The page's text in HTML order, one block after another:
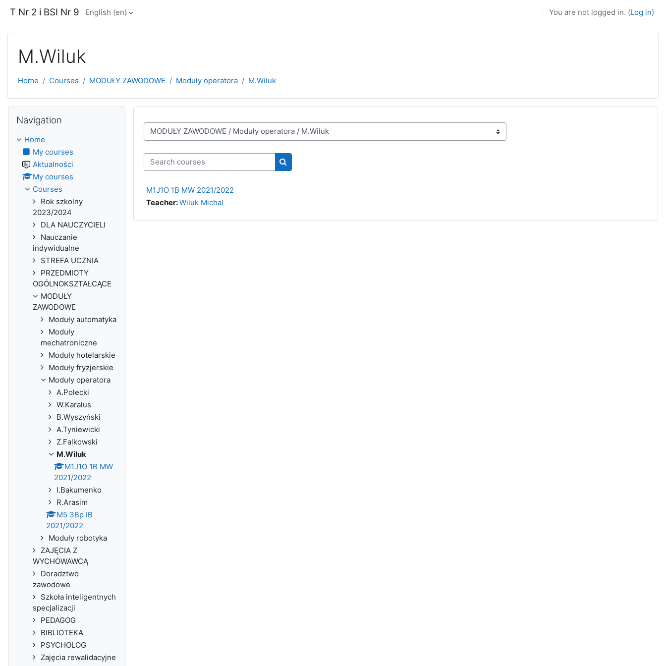
T Nr 2 i BSI Nr 9 English ‎(en)‎ You are not logged in. (Log in)
M.Wiluk
Home Courses MODUŁY ZAWODOWE Moduły operatora M.Wiluk
Course categories
Search courses
Search courses
M1J1O 1B MW 2021/2022
Teacher:Wiluk Michal
Navigation
Home
My courses
Aktualności
My courses
Courses
Rok szkolny
2023/2024
DLA NAUCZYCIELI
Nauczanie
indywidualne
STREFA UCZNIA
PRZEDMIOTY
OGÓLNOKSZTAŁCĄCE
MODUŁY
ZAWODOWE
Moduły automatyka
Moduły
mechatroniczne
Moduły hotelarskie
Moduły fryzjerskie
Moduły operatora
A.Polecki
W.Karalus
B.Wyszyński
A.Tyniewicki
Z.Falkowski
M.Wiluk
M1J1O 1B MW
2021/2022
I.Bakumenko
R.Arasim
M5 3Bp IB
2021/2022
Moduły robotyka
ZAJĘCIA Z
WYCHOWAWCĄ
Doradztwo
zawodowe
Szkoła inteligentnych
specjalizacji
PEDAGOG
BIBLIOTEKA
PSYCHOLOG
Zajęcia rewalidacyjne